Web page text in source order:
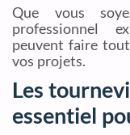
Que vous
professionnel
peuvent faire
vos projets.
Les
essentiel